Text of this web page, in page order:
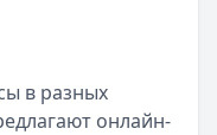
в разных
онлайн-